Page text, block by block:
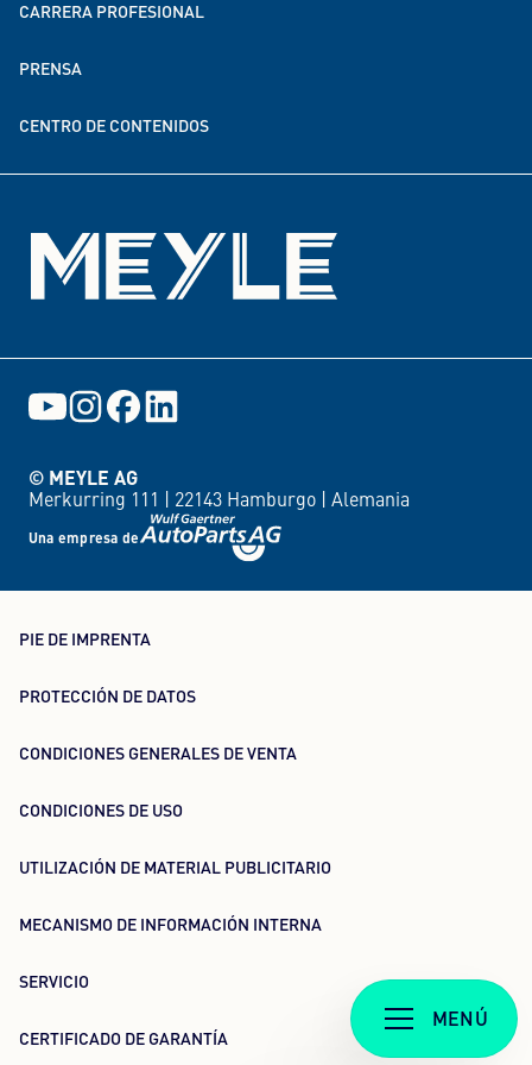
MENÚ
Eventos
© MEYLE AG
Merkurring 111 | 22143 Hamburgo | Alemania
Una empresa de
CARRERA PROFESIONAL
PRENSA
CENTRO DE CONTENIDOS
PIE DE IMPRENTA
PROTECCIÓN DE DATOS
CONDICIONES GENERALES DE VENTA
CONDICIONES DE USO
UTILIZACIÓN DE MATERIAL PUBLICITARIO
MECANISMO DE INFORMACIÓN INTERNA
SERVICIO
CERTIFICADO DE GARANTÍA